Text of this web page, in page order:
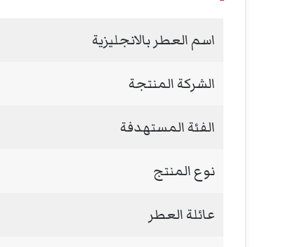
اسم العطر بالانجليزية
الشركة المنتجة
الفئة المستهدفة
نوع المنتج
عائلة العطر